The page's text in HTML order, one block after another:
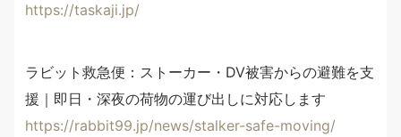
https://taskaji.jp/
ラビット救急便：ストーカー・DV被害からの避難を支
援｜即日・深夜の荷物の運び出しに対応します
https://rabbit99.jp/news/stalker-safe-moving/